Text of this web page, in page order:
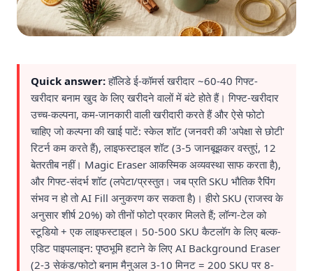
Quick answer:हॉलिडे ई-कॉमर्स खरीदार ~60-40 गिफ्ट-
खरीदार बनाम खुद के लिए खरीदने वालों में बंटे होते हैं। गिफ्ट-खरीदार
उच्च-कल्पना, कम-जानकारी वाली खरीदारी करते हैं और ऐसे फोटो
चाहिए जो कल्पना की खाई पाटें: स्केल शॉट (जनवरी की 'अपेक्षा से छोटी'
रिटर्न कम करते हैं), लाइफस्टाइल शॉट (3-5 जानबूझकर वस्तुएं, 12
बेतरतीब नहीं। Magic Eraser आकस्मिक अव्यवस्था साफ करता है),
और गिफ्ट-संदर्भ शॉट (लपेटा/प्रस्तुत। जब प्रति SKU भौतिक रैपिंग
संभव न हो तो AI Fill अनुकरण कर सकता है)। हीरो SKU (राजस्व के
अनुसार शीर्ष 20%) को तीनों फोटो प्रकार मिलते हैं; लॉन्ग-टेल को
स्टूडियो + एक लाइफस्टाइल। 50-500 SKU कैटलॉग के लिए बल्क-
एडिट पाइपलाइन: पृष्ठभूमि हटाने के लिए AI Background Eraser
(2-3 सेकंड/फोटो बनाम मैनुअल 3-10 मिनट = 200 SKU पर 8-